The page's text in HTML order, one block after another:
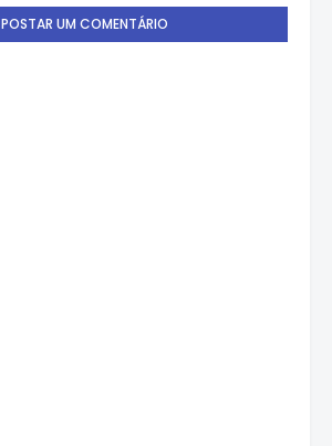
POSTAR UM COMENTÁRIO